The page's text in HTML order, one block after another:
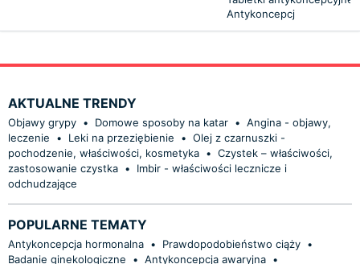
Antykoncepcj
AKTUALNE TRENDY
Objawy grypy • Domowe sposoby na katar • Angina - objawy,
leczenie
• Leki na przeziębienie • Olej z czarnuszki -
pochodzenie, właściwości, kosmetyka • Czystek – właściwości,
zastosowanie czystka •
Imbir - właściwości lecznicze i
odchudzające
POPULARNE TEMATY
Antykoncepcja hormonalna • Prawdopodobieństwo ciąży •
Badanie ginekologiczne
• Antykoncepcja awaryjna •